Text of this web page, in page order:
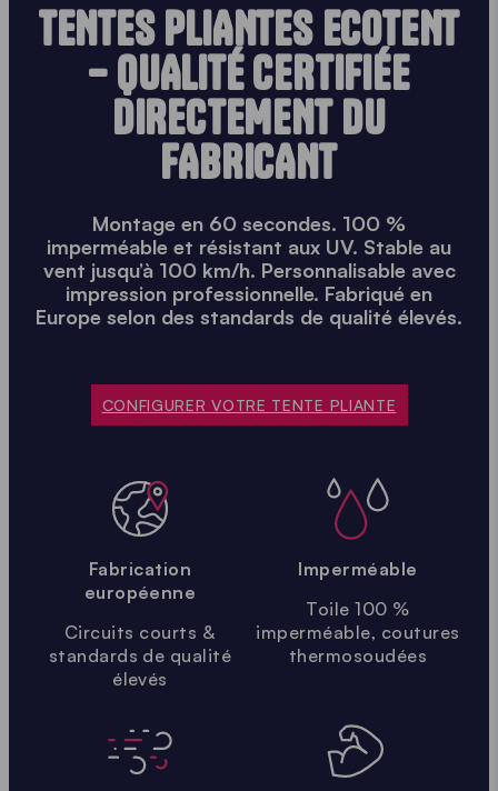
TENTES PLIANTES ECOTENT
– QUALITÉ CERTIFIÉE
DIRECTEMENT DU
FABRICANT
Montage en 60 secondes. 100 %
imperméable et résistant aux UV. Stable au
vent jusqu’à 100 km/h. Personnalisable avec
impression professionnelle. Fabriqué en
Europe selon des standards de qualité élevés.
CONFIGURER VOTRE TENTE PLIANTE
Fabrication
européenne
Circuits courts &
standards de qualité
élevés
Imperméable
Toile 100 %
imperméable, coutures
thermosoudées